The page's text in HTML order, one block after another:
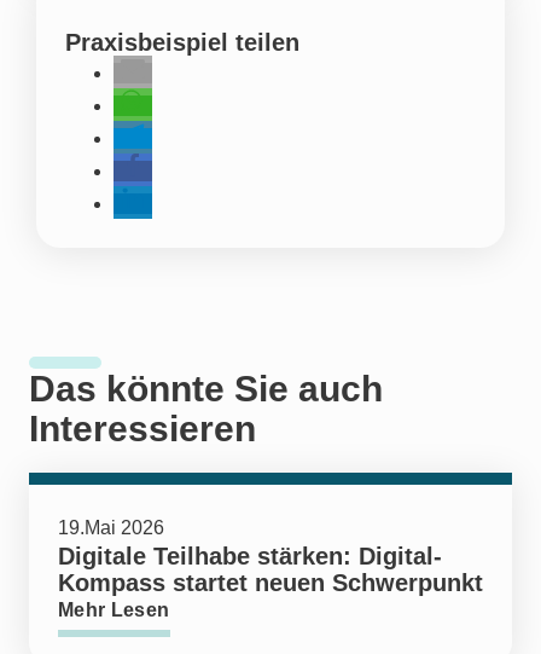
Praxisbeispiel teilen
Das könnte Sie auch
Interessieren
19.Mai 2026
Digitale Teilhabe stärken: Digital-
Kompass startet neuen Schwerpunkt
Mehr Lesen